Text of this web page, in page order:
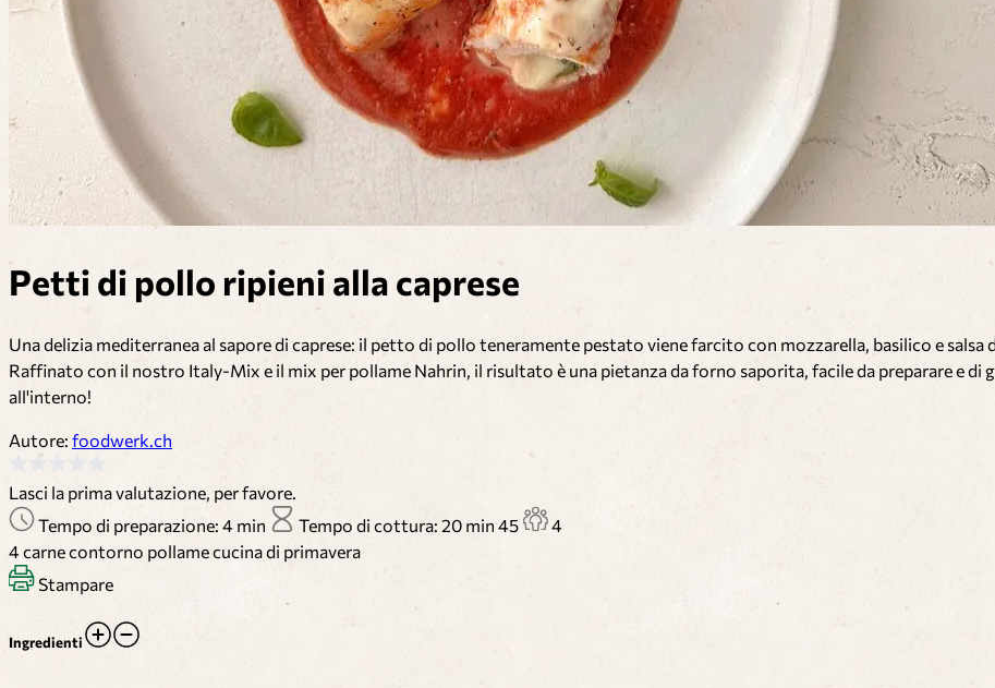
Petti di pollo ripieni alla caprese
Una delizia mediterranea al sapore di caprese: il petto di pollo teneramente pestato viene farcito con mozzarella, basilico e
Raffinato con il nostro Italy-Mix e il mix per pollame Nahrin, il risultato è una pietanza da forno saporita, facile da preparare e
all'interno!
Autore: foodwerk.ch
Lasci la prima valutazione, per favore.
Tempo di preparazione: 4 min
Tempo di cottura: 20 min 45
4
4carnecontorno pollamecucina di primavera
Stampare
Ingredienti